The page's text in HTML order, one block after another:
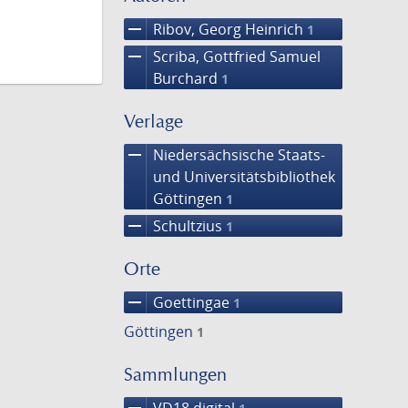
remove Ribov, Georg Heinrich 1
remove
Scriba, Gottfried Samuel
Burchard 1
Verlage
remove
Niedersächsische Staats-
und Universitätsbibliothek
Göttingen 1
remove Schultzius 1
Orte
remove Goettingae 1
Göttingen 1
Sammlungen